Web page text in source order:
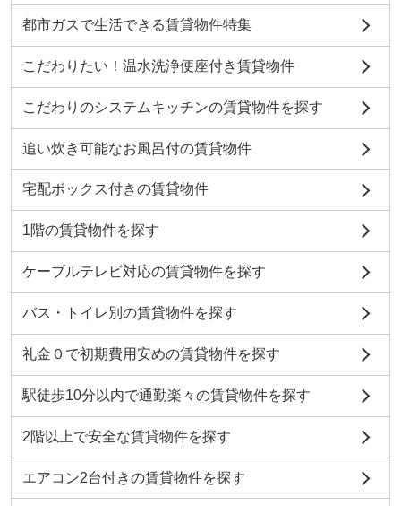
都市ガスで生活できる賃貸物件特集
こだわりたい！温水洗浄便座付き賃貸物件
こだわりのシステムキッチンの賃貸物件を探す
追い炊き可能なお風呂付の賃貸物件
宅配ボックス付きの賃貸物件
1階の賃貸物件を探す
ケーブルテレビ対応の賃貸物件を探す
バス・トイレ別の賃貸物件を探す
礼金０で初期費用安めの賃貸物件を探す
駅徒歩10分以内で通勤楽々の賃貸物件を探す
2階以上で安全な賃貸物件を探す
エアコン2台付きの賃貸物件を探す